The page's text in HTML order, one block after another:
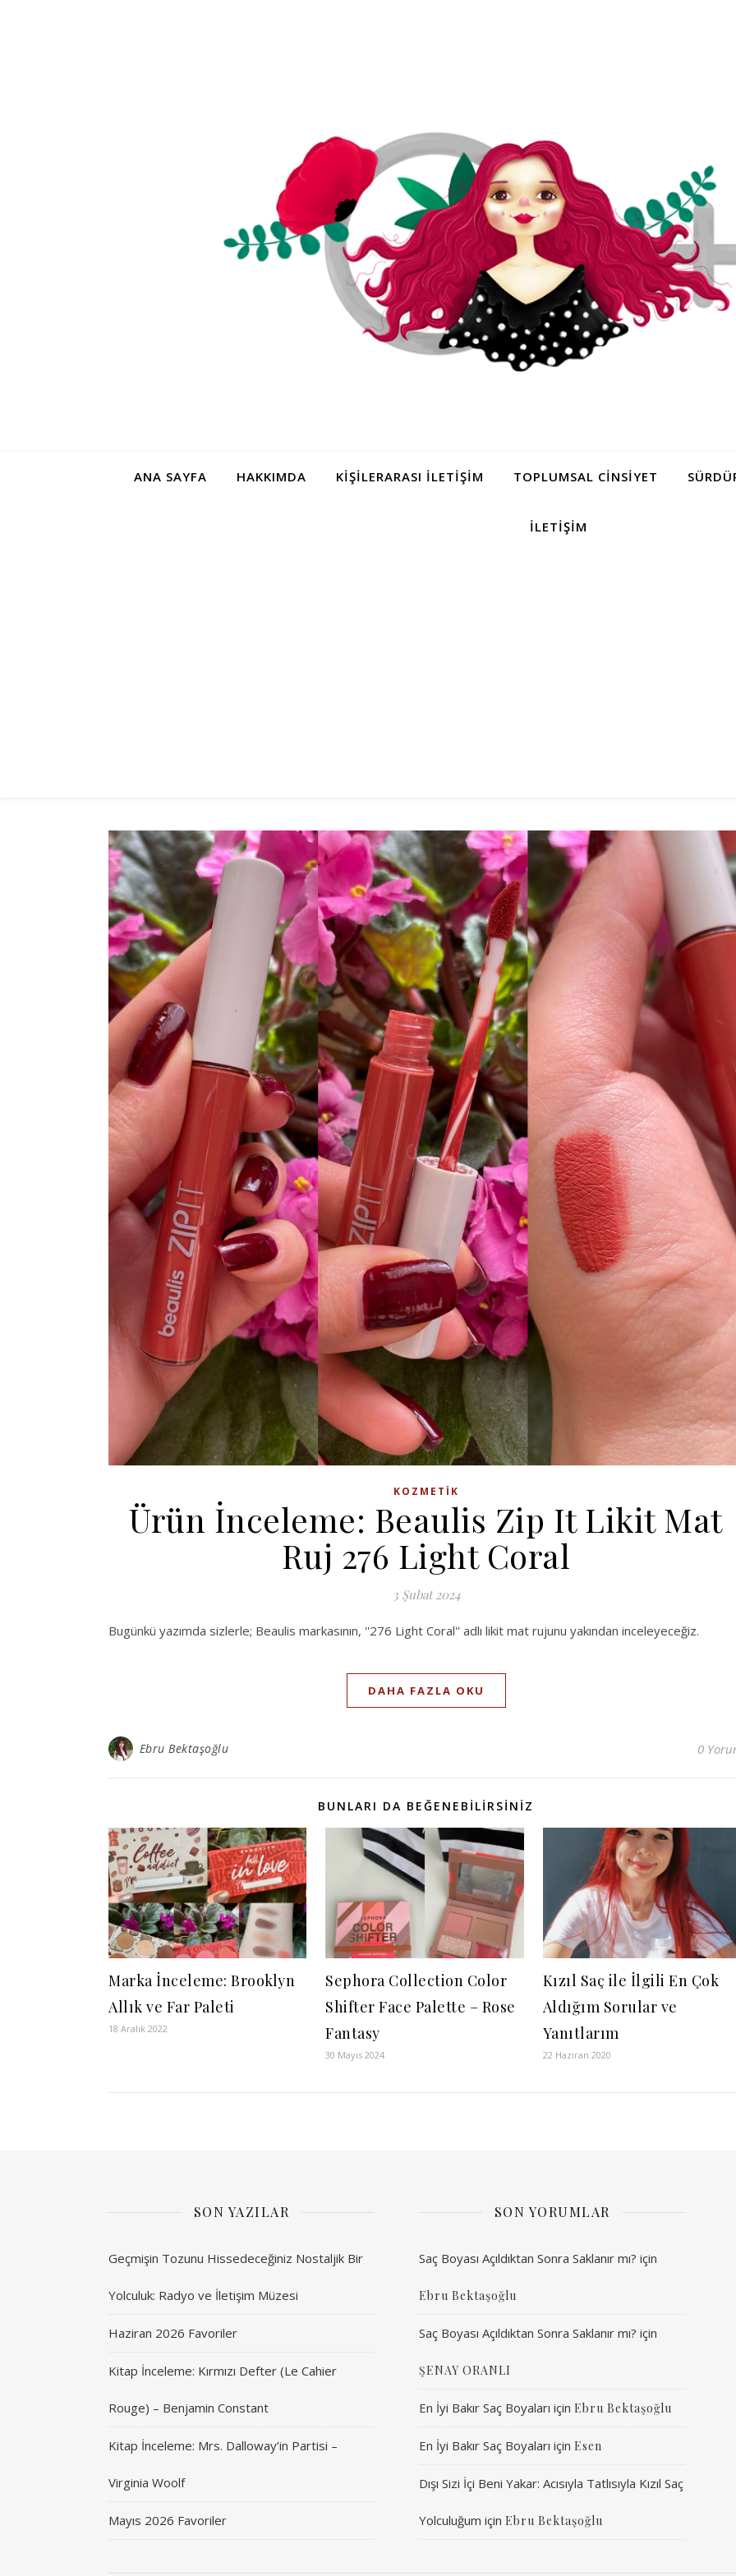
ANA SAYFA HAKKIMDA KIŞILERARASI İLETIŞIM TOPLUMSAL CINSIYET
İLETIŞIM
KOZMETIK
Ürün İnceleme: Beaulis Zip It Likit Mat
Ruj 276 Light Coral
3 Şubat 2024
Bugünkü yazımda sizlerle; Beaulis markasının, ''276 Light Coral'' adlı likit mat rujunu yakından inceleyeceğiz.
DAHA FAZLA OKU
Ebru Bektaşoğlu 0
BUNLARI DA BEĞENEBILIRSINIZ
Marka İnceleme: Brooklyn
Allık ve Far Paleti
18 Aralık 2022
Sephora Collection Color
Shifter Face Palette – Rose
Fantasy
30 Mayıs 2024
Kızıl Saç ile İlgili En Çok
Aldığım Sorular ve
Yanıtlarım
22 Haziran 2020
SON YAZILAR
Geçmişin Tozunu Hissedeceğiniz Nostaljik Bir
Yolculuk: Radyo ve İletişim Müzesi
Haziran 2026 Favoriler
Kitap İnceleme: Kırmızı Defter (Le Cahier
Rouge) – Benjamin Constant
Kitap İnceleme: Mrs. Dalloway’in Partisi –
Virginia Woolf
Mayıs 2026 Favoriler
SON YORUMLAR
Saç Boyası Açıldıktan Sonra Saklanır mı? için
Ebru Bektaşoğlu
Saç Boyası Açıldıktan Sonra Saklanır mı? için
ŞENAY ORANLI
En İyi Bakır Saç Boyaları için Ebru Bektaşoğlu
En İyi Bakır Saç Boyaları için Esen
Dışı Sizi İçi Beni Yakar: Acısıyla Tatlısıyla Kızıl Saç
Yolculuğum için Ebru Bektaşoğlu